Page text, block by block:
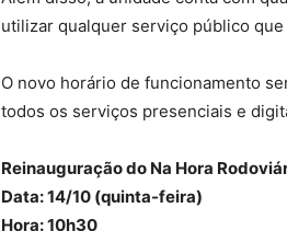
utilizar qualquer serviço público
O novo horário de funcionamento
todos os serviços presenciais e
Reinauguração do Na Hora
Data: 14/10 (quinta-feira)
Hora: 10h30